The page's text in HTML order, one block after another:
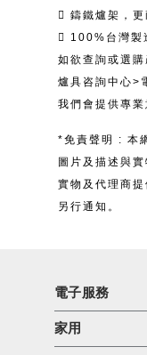
 鑄鐵爐架，更
 100%台灣製
如欲查詢或選
爐具咨詢中心
我們會提供專業
*免責聲明 : 本
圖片及描述與
實物及代理商
另行通知。
電子服務
家用